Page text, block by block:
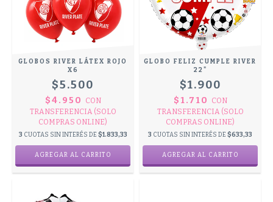
GLOBOS RIVER LÁTEX ROJO
X6
$5.500
$4.950
CON
TRANSFERENCIA (SOLO
COMPRAS ONLINE)
3 CUOTAS SIN INTERÉS DE $1.833,33
GLOBO FELIZ CUMPLE RIVER
22"
$1.900
$1.710
CON
TRANSFERENCIA (SOLO
COMPRAS ONLINE)
3 CUOTAS SIN INTERÉS DE $633,33